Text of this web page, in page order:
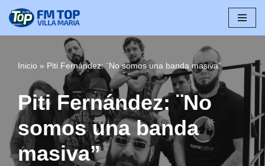
Inicio » Piti Fernández: ¨No somos una banda masiva”
Piti Fernández: ¨No
somos una banda
masiva”